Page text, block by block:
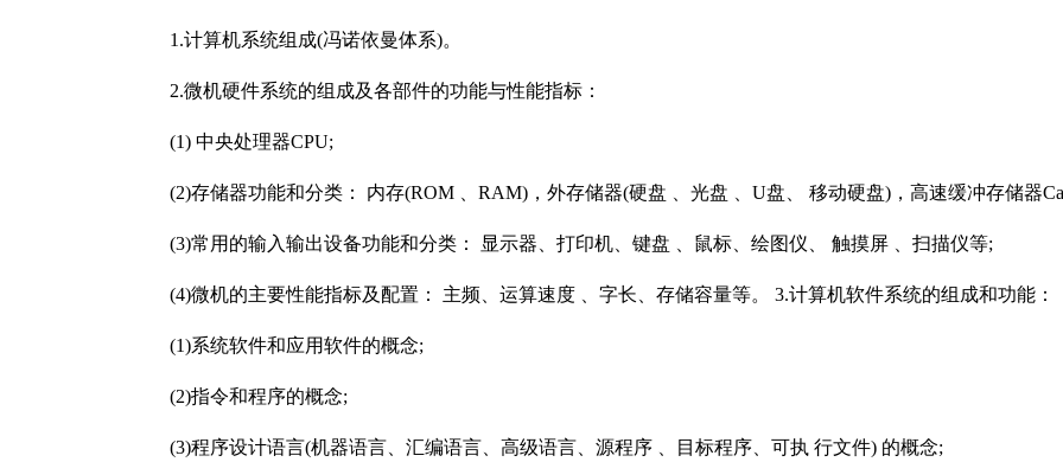
1.计算机系统组成(冯诺依曼体系)。
2.微机硬件系统的组成及各部件的功能与性能指标：
(1) 中央处理器CPU;
(2)存储器功能和分类： 内存(ROM 、RAM)，外存储器(硬盘 、光盘 、U盘、 移动硬盘)，高速缓冲存储器
(3)常用的输入输出设备功能和分类： 显示器、打印机、键盘 、鼠标、绘图仪、 触摸屏 、扫描仪等;
(4)微机的主要性能指标及配置： 主频、运算速度 、字长、存储容量等。 3.计算机软件系统的组成和功能：
(1)系统软件和应用软件的概念;
(2)指令和程序的概念;
(3)程序设计语言(机器语言、汇编语言、高级语言、源程序 、目标程序、可执 行文件) 的概念;